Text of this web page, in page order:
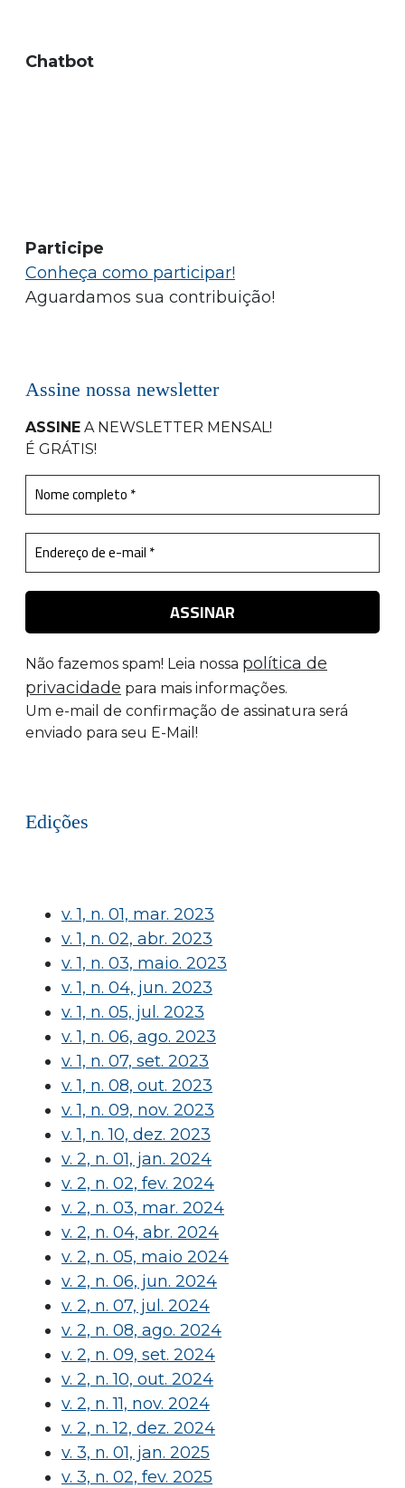
Chatbot
Participe
Conheça como participar!
Aguardamos sua contribuição!
Assine nossa newsletter
ASSINE A NEWSLETTER MENSAL!
É GRÁTIS!
Não fazemos spam! Leia nossa política de
privacidade para mais informações.
Um e-mail de confirmação de assinatura será
enviado para seu E-Mail!
Edições
v. 1, n. 01, mar. 2023
v. 1, n. 02, abr. 2023
v. 1, n. 03, maio. 2023
v. 1, n. 04, jun. 2023
v. 1, n. 05, jul. 2023
v. 1, n. 06, ago. 2023
v. 1, n. 07, set. 2023
v. 1, n. 08, out. 2023
v. 1, n. 09, nov. 2023
v. 1, n. 10, dez. 2023
v. 2, n. 01, jan. 2024
v. 2, n. 02, fev. 2024
v. 2, n. 03, mar. 2024
v. 2, n. 04, abr. 2024
v. 2, n. 05, maio 2024
v. 2, n. 06, jun. 2024
v. 2, n. 07, jul. 2024
v. 2, n. 08, ago. 2024
v. 2, n. 09, set. 2024
v. 2, n. 10, out. 2024
v. 2, n. 11, nov. 2024
v. 2, n. 12, dez. 2024
v. 3, n. 01, jan. 2025
v. 3, n. 02, fev. 2025